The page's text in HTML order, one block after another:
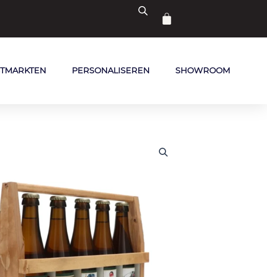
Winkelwagen
PERSONALISEREN SHOWROOM